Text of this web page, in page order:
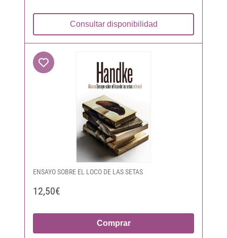
Consultar disponibilidad
ENSAYO SOBRE EL LOCO DE LAS SETAS
12,50€
Comprar